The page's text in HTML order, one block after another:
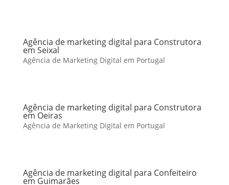
Agência de marketing digital para Construtora
em Seixal
Agência de Marketing Digital em Portugal
Agência de marketing digital para Construtora
em Oeiras
Agência de Marketing Digital em Portugal
Agência de marketing digital para Confeiteiro
em Guimarães